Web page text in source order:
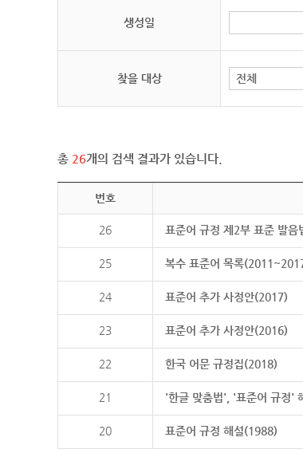
생성일
찾을 대상
총 26개의 검색 결과가 있습니다.
번호
26 표준어 규정 제2부 표준 발
25 복수 표준어 목록
24 표준어 추가 사정안(2017)
23 표준어 추가 사정안(2016)
22 한국 어문 규정집(2018)
21 '한글 맞춤법', '표준어 규정'
20 표준어 규정 해설(1988)